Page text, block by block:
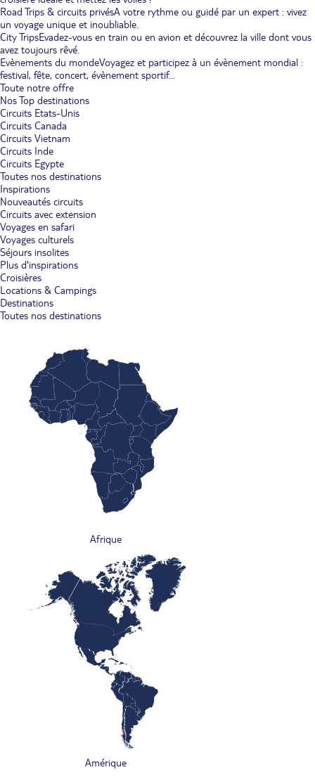
Road Trips & circuits privésA votre rythme ou guidé par un expert : vivez
un voyage unique et inoubliable.
City TripsEvadez-vous en train ou en avion et découvrez la ville dont vous
avez toujours rêvé.
Evènements du mondeVoyagez et participez à un évènement mondial :
festival, fête, concert, évènement sportif...
Toute notre offre
Nos Top destinations
Circuits Etats-Unis
Circuits Canada
Circuits Vietnam
Circuits Inde
Circuits Egypte
Toutes nos destinations
Inspirations
Nouveautés circuits
Circuits avec extension
Voyages en safari
Voyages culturels
Séjours insolites
Plus d'inspirations
Croisières
Locations & Campings
Destinations
Toutes nos destinations
Afrique
Amérique